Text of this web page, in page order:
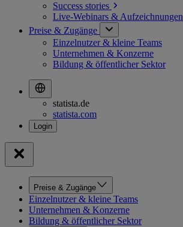
Success stories
Live-Webinars & Aufzeichnungen
Preise & Zugänge
Einzelnutzer & kleine Teams
Unternehmen & Konzerne
Bildung & öffentlicher Sektor
statista.de
statista.com
Preise & Zugänge
Einzelnutzer & kleine Teams
Unternehmen & Konzerne
Bildung & öffentlicher Sektor